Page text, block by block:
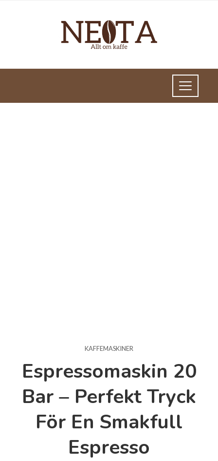
KAFFEMASKINER
Espressomaskin 20
Bar – Perfekt Tryck
För En Smakfull
Espresso